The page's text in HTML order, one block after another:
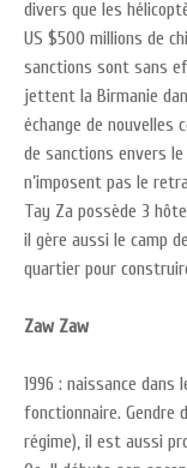
divers que les
US $500 millions de
sanctions sont sans
jettent la Birmanie
échange de nouvelles
de sanctions envers
n’imposent pas le
Tay Za possède 3
il gère aussi le camp
quartier pour
Zaw Zaw
1996 : naissance
fonctionnaire. Gendre
régime), il est aussi